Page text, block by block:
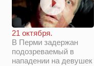
21 октября.
В Перми задержан
подозреваемый в
нападении на девушек